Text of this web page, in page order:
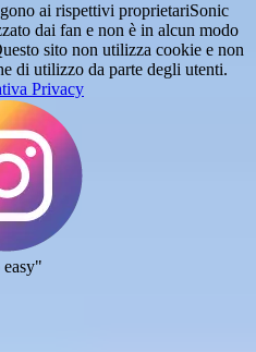
ai rispettivi proprietariSonic
dai fan e non è in alcun modo
sito non utilizza cookie e non
di utilizzo da parte degli utenti.
Privacy